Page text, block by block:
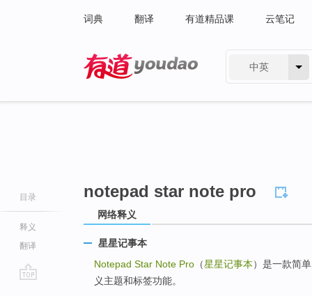
词典 翻译 有道精品课 云笔记
中英
目录
释义
翻译
notepad star note pro
网络释义
星星记事本
Notepad Star Note Pro （星星记事本）是一款简
义主题和标签功能。